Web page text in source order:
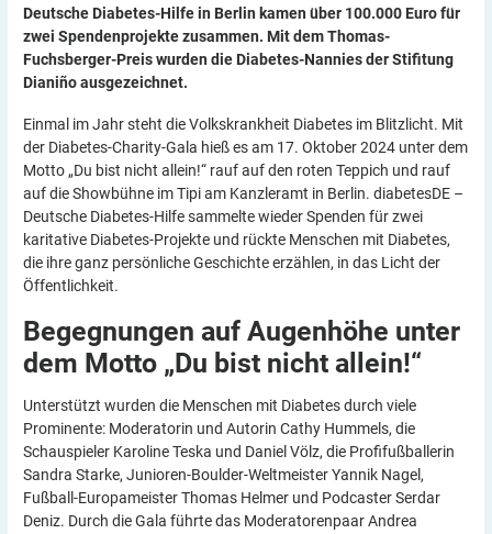
Deutsche Diabetes-Hilfe in Berlin kamen über 100.000 Euro für
zwei Spendenprojekte zusammen. Mit dem Thomas-
Fuchsberger-Preis wurden die Diabetes-Nannies der Stifitung
Dianiñoausgezeichnet.
Einmal im Jahr steht die Volkskrankheit Diabetes im Blitzlicht. Mit
der Diabetes-Charity-Gala hieß es am 17. Oktober 2024 unter dem
Motto „Du bist nicht allein!“ rauf auf den roten Teppich und rauf
auf die Showbühne im Tipi am Kanzleramt in Berlin. diabetesDE –
Deutsche Diabetes-Hilfe sammelte wieder Spenden für zwei
karitative Diabetes-Projekte und rückte Menschen mit Diabetes,
die ihre ganz persönliche Geschichte erzählen, in das Licht der
Öffentlichkeit.
Begegnungen auf Augenhöhe unter
dem Motto „Du bist nicht allein!“
Unterstützt wurden die Menschen mit Diabetes durch viele
Prominente: Moderatorin und Autorin Cathy Hummels, die
Schauspieler Karoline Teska und Daniel Völz, die Profifußballerin
Sandra Starke, Junioren-Boulder-Weltmeister Yannik Nagel,
Fußball-Europameister Thomas Helmer und Podcaster Serdar
Deniz. Durch die Gala führte das Moderatorenpaar Andrea